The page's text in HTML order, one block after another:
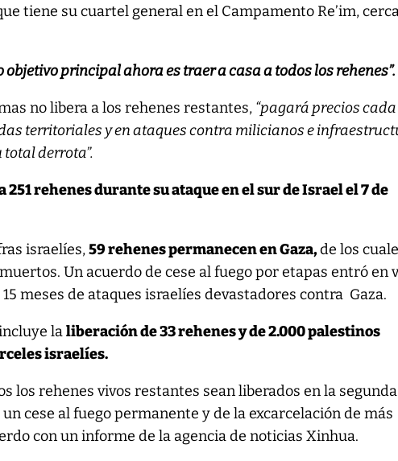
tiene su cuartel general en el Campamento Re’im,
objetivo principal ahora es traer a casa a todos los rehenes”.
no libera a los rehenes restantes, “pagará precios cada
territoriales y en ataques contra milicianos e
derrota”.
251 rehenes durante su ataque en el sur de Israel el 7 de
israelíes,59 rehenes permanecen en Gaza,de los
Un acuerdo de cese al fuego por etapas entró en
meses de ataques israelíes devastadores contra Gaza.
laliberación de 33 rehenes y de 2.000 palestinos
israelíes.
los rehenes vivos restantes sean liberados en la segunda
cese al fuego permanente y de la excarcelación de más
con un informe de la agencia de noticias Xinhua.